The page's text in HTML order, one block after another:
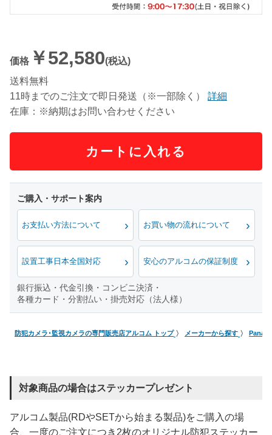
価格 ￥52,580(税込)
送料無料
11時までのご注文で即日発送（※一部除く）
詳細
在庫：※納期はお問い合わせください
カートに入れる
お支払い方法について お買い物の流れについて
設置工事日本全国対応 安心のアルコムの保証制度
銀行振込・代金引換・コンビニ決済・
各種カード・分割払い・掛売対応（法人様）
防犯カメラ･監視カメラの専門販売店アルコム トップ メーカーから探す
対象商品の場合はステッカープレゼント
アルコム製品(RDやSETから始まる製品)をご購入の場
合、一度のご注文につき2枚のオリジナル防犯ステッカー